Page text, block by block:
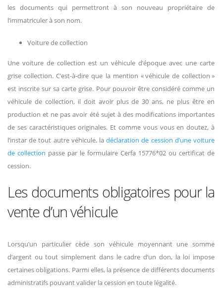
les documents qui permettront à son nouveau propriétaire de
l’immatriculer à son nom.
Voiture de collection
Une voiture de collection est un véhicule d’époque avec une carte
grise collection. C’est-à-dire que la mention « véhicule de collection »
est inscrite sur sa carte grise. Pour pouvoir être considéré comme un
véhicule de collection, il doit avoir plus de 30 ans, ne plus être en
production et ne pas avoir été sujet à des modifications importantes
de ses caractéristiques originales. Et comme vous vous en doutez, à
l’instar de tout autre véhicule, ladéclaration de cession d’une voiture
de collection passe par le formulaire Cerfa 15776*02 ou certificat de
cession.
Les documents obligatoires pour la
vente d’un véhicule
Lorsqu’un particulier cède son véhicule moyennant une somme
d’argent ou tout simplement dans le cadre d’un don, la loi impose
certaines obligations. Parmi elles, la présence de différents documents
administratifs pouvant valider la cession en toute légalité.